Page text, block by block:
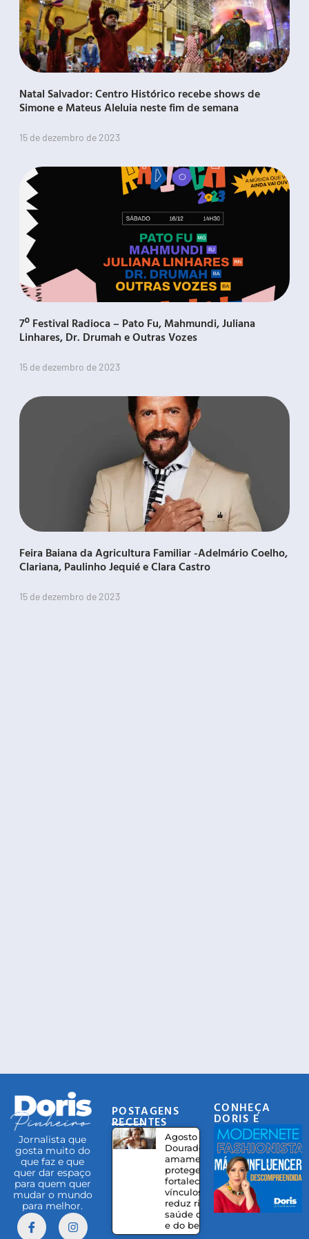
Natal Salvador: Centro Histórico recebe shows de
Simone e Mateus Aleluia neste fim de semana
15 de dezembro de 2023
7º Festival Radioca – Pato Fu, Mahmundi, Juliana
Linhares, Dr. Drumah e Outras Vozes
15 de dezembro de 2023
Feira Baiana da Agricultura Familiar -Adelmário Coelho,
Clariana, Paulinho Jequié e Clara Castro
15 de dezembro de 2023
Jornalista que
gosta muito do
que faz e que
quer dar espaço
para quem quer
mudar o mundo
para melhor.
POSTAGENS
RECENTES
Agosto
Dourado:
amamentação
protege,
fortalece
vínculos e
reduz riscos à
saúde da mãe
e do bebê
CONHEÇA
DORIS E
EQUIPE